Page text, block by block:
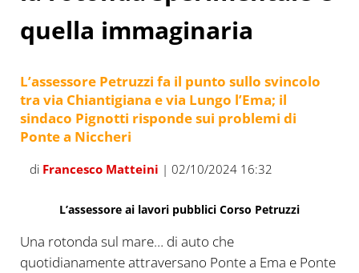
quella immaginaria
L’assessore Petruzzi fa il punto sullo svincolo
tra via Chiantigiana e via Lungo l’Ema; il
sindaco Pignotti risponde sui problemi di
Ponte a Niccheri
di Francesco Matteini | 02/10/2024 16:32
L’assessore ai lavori pubblici Corso Petruzzi
Una rotonda sul mare… di auto che
quotidianamente attraversano Ponte a Ema e Ponte